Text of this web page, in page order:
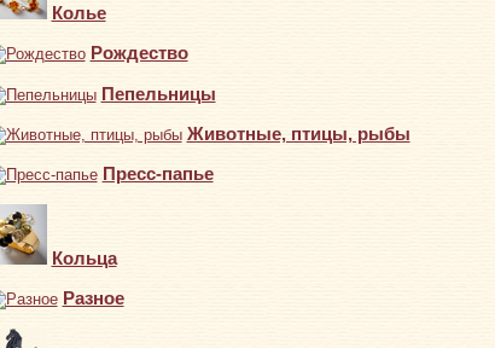
Колье
Рождество
Пепельницы
Животные, птицы, рыбы
Пресс-папье
Кольца
Разное